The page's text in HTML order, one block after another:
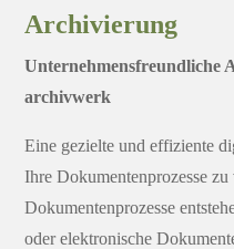
Archivierung
Unternehmensfreundliche
archivwerk
Eine gezielte und effiziente
Ihre Dokumentenprozesse
Dokumentenprozesse
oder elektronische